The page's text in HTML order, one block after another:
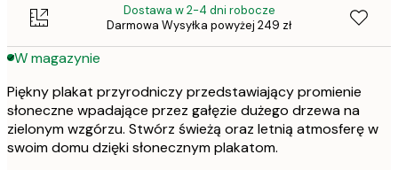
Dostawa w 2-4 dni robocze
Darmowa Wysyłka powyżej 249 zł
W magazynie
Piękny plakat przyrodniczy przedstawiający promienie
słoneczne wpadające przez gałęzie dużego drzewa na
zielonym wzgórzu. Stwórz świeżą oraz letnią atmosferę w
swoim domu dzięki słonecznym plakatom.